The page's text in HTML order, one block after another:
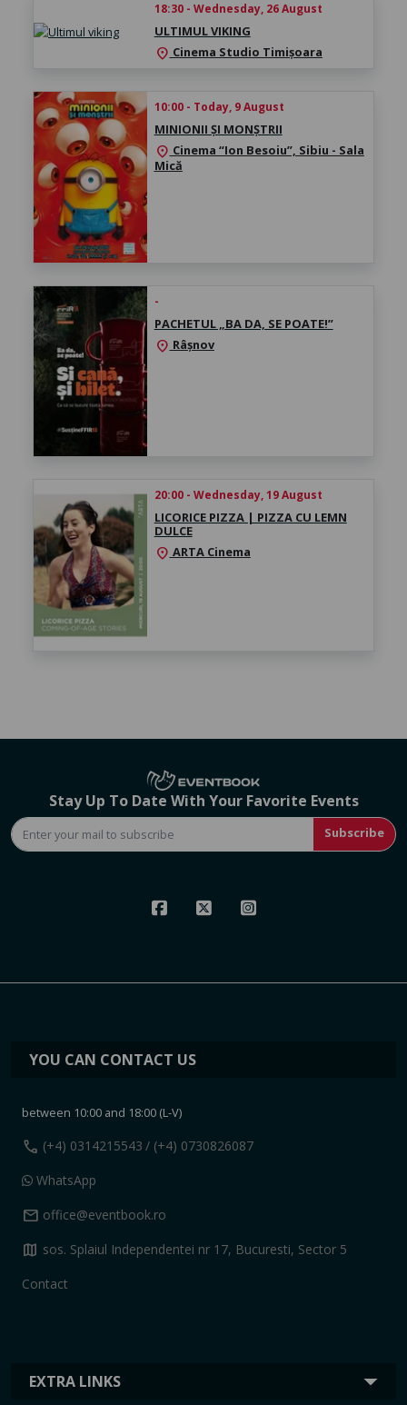
18:30 - Wednesday, 26 August
ULTIMUL VIKING
location_on Cinema Studio Timișoara
10:00 - Today, 9 August
MINIONII ȘI MONȘTRII
location_on Cinema “Ion Besoiu”, Sibiu - Sala
Mică
-
PACHETUL „BA DA, SE POATE!”
location_on Râșnov
20:00 - Wednesday, 19 August
LICORICE PIZZA | PIZZA CU LEMN
DULCE
location_onARTA Cinema
Stay Up To Date With Your Favorite Events
Subscribe
EXTRA LINKS
YOU CAN CONTACT US
between 10:00 and 18:00 (L-V)
call (+4) 0314215543 / (+4) 0730826087
WhatsApp
mail office@eventbook.ro
map sos. Splaiul Independentei nr 17, Bucuresti, Sector 5
Contact